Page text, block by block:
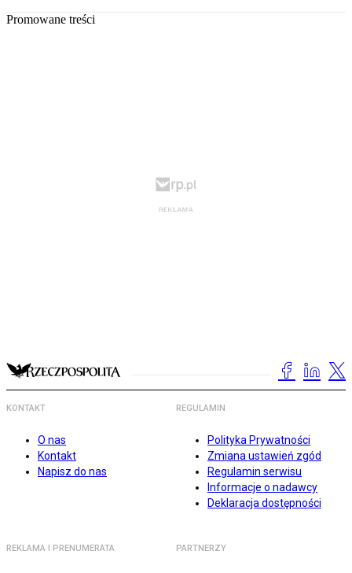
Promowane treści
KONTAKT
O nas
Kontakt
Napisz do nas
REGULAMIN
Polityka Prywatności
Zmiana ustawień zgód
Regulamin serwisu
Informacje o nadawcy
Deklaracja dostępności
REKLAMA I PRENUMERATA PARTNERZY